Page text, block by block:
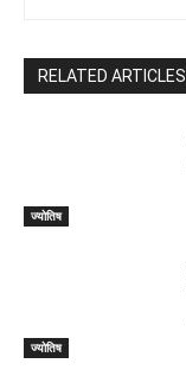
RELATED ARTICLES
ज्योतिष
ज्योतिष